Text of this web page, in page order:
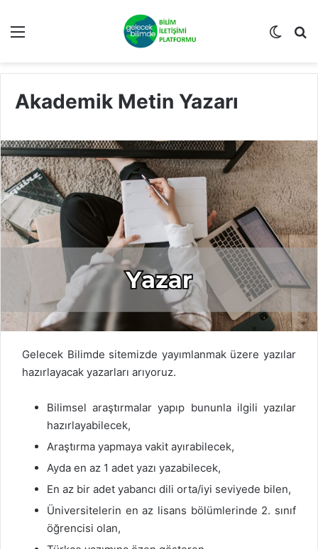
Menü Dış
Akademik Metin Yazarı
Gelecek Bilimde sitemizde yayımlanmak üzere yazılar
hazırlayacak yazarları arıyoruz.
Bilimsel araştırmalar yapıp bununla ilgili yazılar
hazırlayabilecek,
Araştırma yapmaya vakit ayırabilecek,
Ayda en az 1 adet yazı yazabilecek,
En az bir adet yabancı dili orta/iyi seviyede bilen,
Üniversitelerin en az lisans bölümlerinde 2. sınıf
öğrencisi olan,